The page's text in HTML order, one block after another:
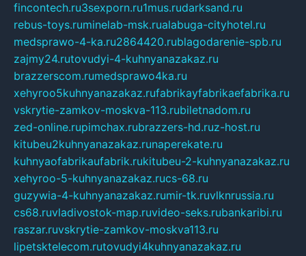
fincontech.ru3sexporn.ru1mus.rudarksand.ru
rebus-toys.ruminelab-msk.rualabuga-cityhotel.ru
medsprawo-4-ka.ru2864420.rublagodarenie-spb.ru
zajmy24.rutovudyi-4-kuhnyanazakaz.ru
brazzerscom.rumedsprawo4ka.ru
xehyroo5kuhnyanazakaz.rufabrikayfabrikaefabrika.ru
vskrytie-zamkov-moskva-113.rubiletnadom.ru
zed-online.rupimchax.rubrazzers-hd.ruz-host.ru
kitubeu2kuhnyanazakaz.runaperekate.ru
kuhnyaofabrikaufabrik.rukitubeu-2-kuhnyanazakaz.ru
xehyroo-5-kuhnyanazakaz.rucs-68.ru
guzywia-4-kuhnyanazakaz.rumir-tk.ruvlknrussia.ru
cs68.ruvladivostok-map.ruvideo-seks.rubankaribi.ru
raszar.ruvskrytie-zamkov-moskva113.ru
lipetsktelecom.rutovudyi4kuhnyanazakaz.ru